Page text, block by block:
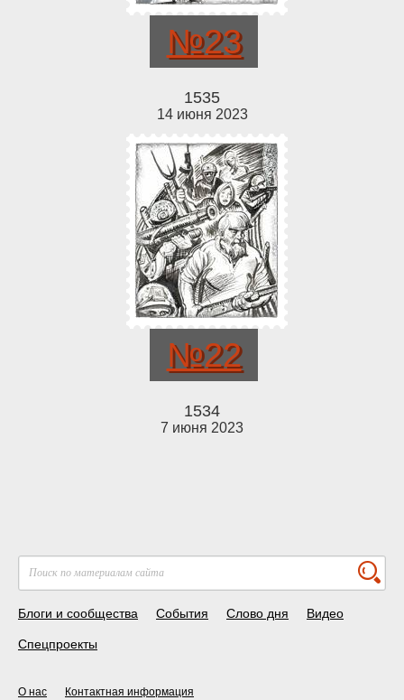
№23
1535
14 июня 2023
№22
1534
7 июня 2023
Блоги и сообщества События Слово дня Видео
Спецпроекты
О нас Контактная информация